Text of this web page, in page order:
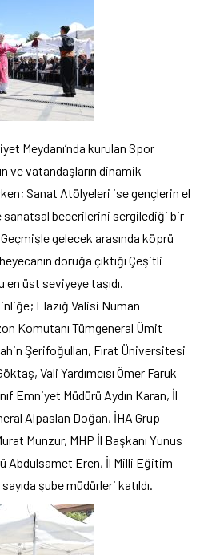
Meydanı’nda kurulan Spor
ve vatandaşların dinamik
Sanat Atölyeleri ise gençlerin el
becerilerini sergilediği bir
gelecek arasında köprü
doruğa çıktığı Çeşitli
en üst seviyeye taşıdı.
Elazığ Valisi Numan
Komutanı Tümgeneral Ümit
Şerifoğulları, Fırat Üniversitesi
Vali Yardımcısı Ömer Faruk
Emniyet Müdürü Aydın Karan, İl
Alpaslan Doğan, İHA Grup
Munzur, MHP İl Başkanı Yunus
Abdulsamet Eren, İl Milli Eğitim
şube müdürleri katıldı.